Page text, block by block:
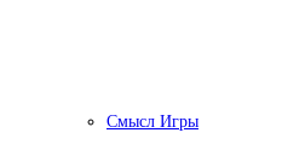
Смысл Игры